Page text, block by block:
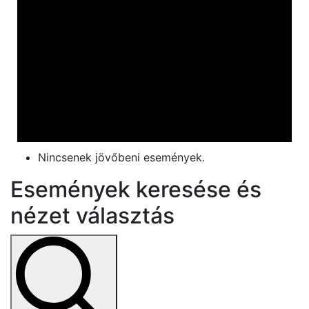
Nincsenek jövőbeni események.
Események keresése és
nézet választás